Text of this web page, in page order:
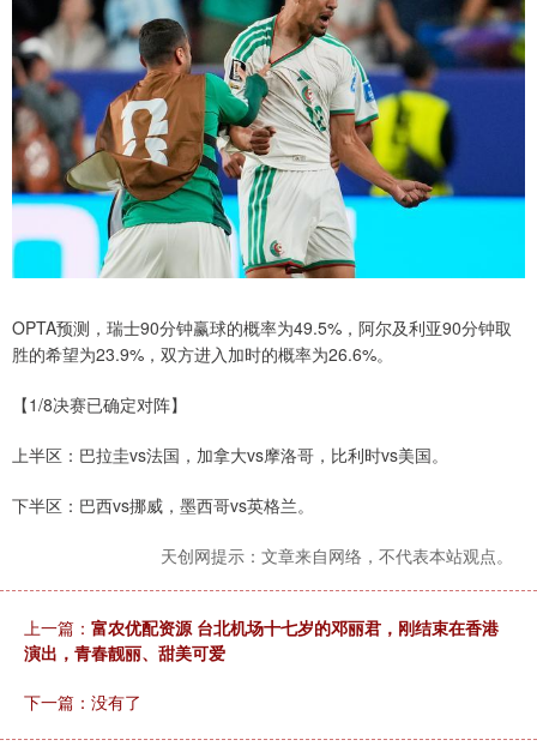
OPTA预测，瑞士90分钟赢球的概率为49.5%，阿尔及利亚90分钟取
胜的希望为23.9%，双方进入加时的概率为26.6%。
【1/8决赛已确定对阵】
上半区：巴拉圭vs法国，加拿大vs摩洛哥，比利时vs美国。
下半区：巴西vs挪威，墨西哥vs英格兰。
天创网提示：文章来自网络，不代表本站观点。
上一篇： 富农优配资源 台北机场十七岁的邓丽君，刚结束在香港
演出，青春靓丽、甜美可爱
下一篇：没有了